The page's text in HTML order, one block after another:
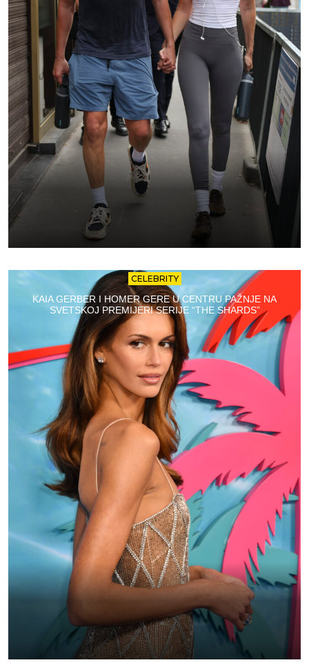
CELEBRITY
KAIA GERBER I HOMER GERE U CENTRU PAŽNJE NA
SVETSKOJ PREMIJERI SERIJE “THE SHARDS”